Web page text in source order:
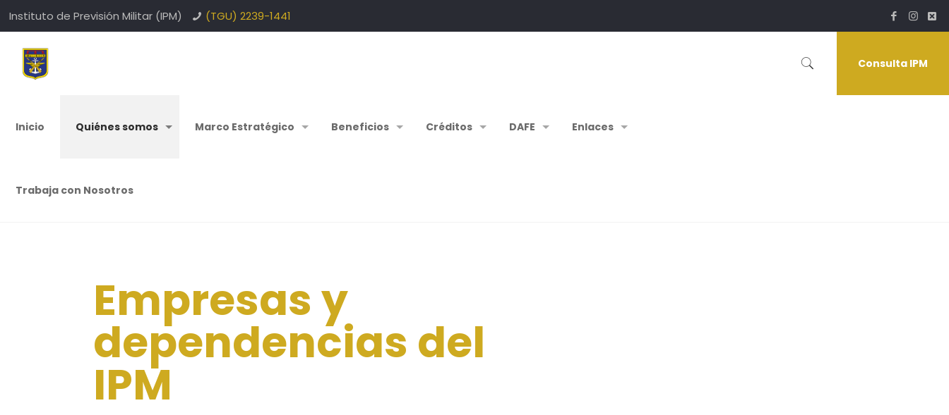
Instituto de Previsión Militar (IPM) (TGU) 2239-1441
Inicio Quiénes somos Marco Estratégico Beneficios Créditos DAFE Enlaces
Trabaja con Nosotros
Consulta IPM
Empresas y
dependencias del
IPM